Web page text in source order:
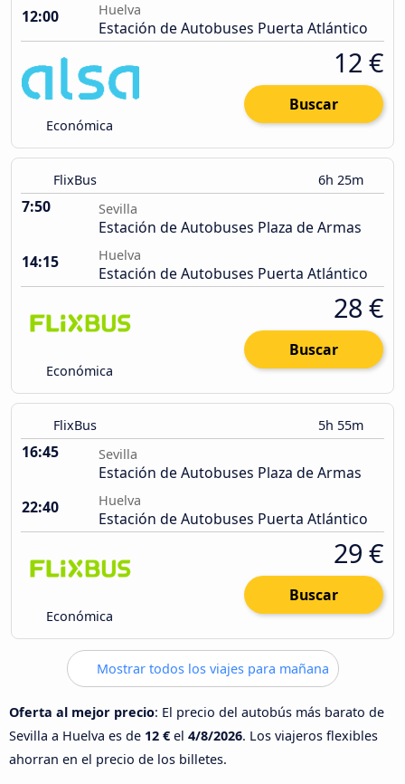
12:00
Huelva
Estación de Autobuses Puerta Atlántico
Económica
12 €
Buscar
FlixBus 6h 25m
7:50 Sevilla
Estación de Autobuses Plaza de Armas
14:15
Huelva
Estación de Autobuses Puerta Atlántico
Económica
28 €
Buscar
FlixBus 5h 55m
16:45 Sevilla
Estación de Autobuses Plaza de Armas
22:40
Huelva
Estación de Autobuses Puerta Atlántico
Económica
29 €
Buscar
Mostrar todos los viajes para mañana
Oferta al mejor precio: El precio del autobús más barato de
Sevilla a Huelva es de 12 € el 4/8/2026. Los viajeros flexibles
ahorran en el precio de los billetes.